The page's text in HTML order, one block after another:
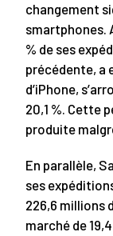
changement
smartphones.
% de ses
précédente, a
d’iPhone,
20,1 %. Cette
produite
En parallèle,
ses
226,6 millions
marché de